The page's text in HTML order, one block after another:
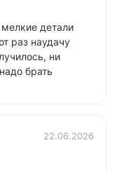
детали
раз наудачу
ни
брать
22.06.2026